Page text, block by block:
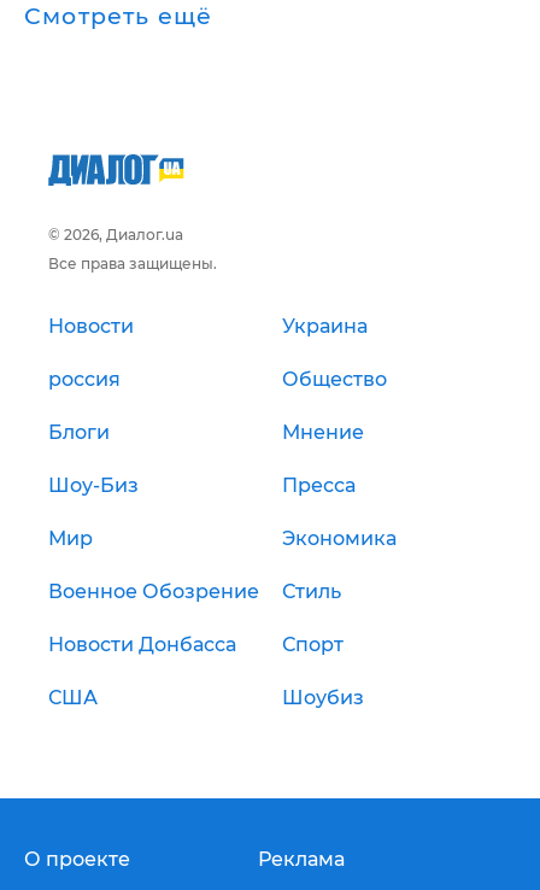
Смотреть ещё
© 2026, Диалог.ua
Все права защищены.
Новости Украина
россия Общество
Блоги Мнение
Шоу-Биз Пресса
Мир Экономика
Военное Обозрение Стиль
Новости Донбасса Спорт
США Шоубиз
О проекте Реклама